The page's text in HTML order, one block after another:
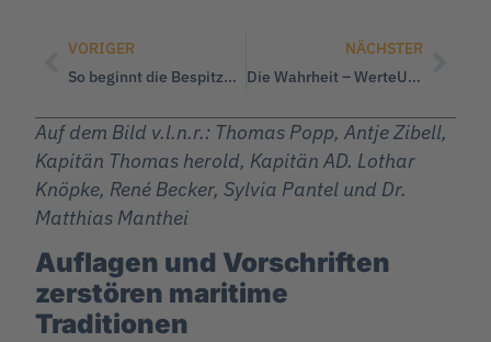
VORIGER
So beginnt die Bespitzelung von Familien, das erinnert fatal an die DDR
NÄCHSTER
Die Wahrheit – WerteUnion Sachsen fordert vollständige Aufarbeitung der Ereignisse in Chemnitz 2018
Auf dem Bild v.l.n.r.: Thomas Popp, Antje Zibell,
Kapitän Thomas herold, Kapitän AD. Lothar
Knöpke, René Becker, Sylvia Pantel und Dr.
Matthias Manthei
Auflagen und Vorschriften
zerstören maritime
Traditionen